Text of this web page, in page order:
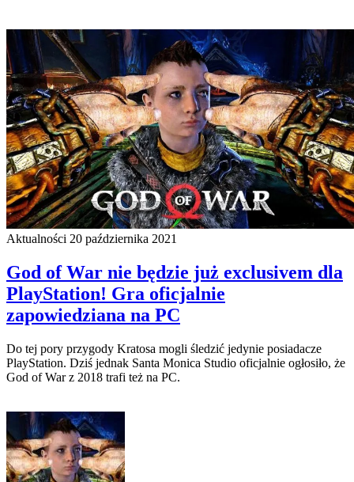
Aktualności 20 października 2021
God of War nie będzie już exclusivem dla
PlayStation! Gra oficjalnie
zapowiedziana na PC
Do tej pory przygody Kratosa mogli śledzić jedynie posiadacze
PlayStation. Dziś jednak Santa Monica Studio oficjalnie ogłosiło, że
God of War z 2018 trafi też na PC.